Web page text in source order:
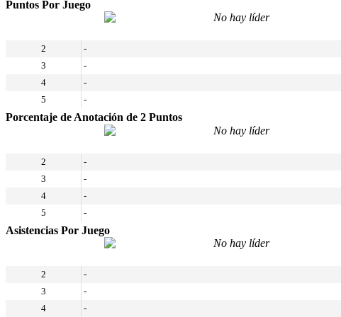
Puntos Por Juego
No hay líder
2
-
3
-
4
-
5
-
Porcentaje de Anotación de 2 Puntos
No hay líder
2
-
3
-
4
-
5
-
Asistencias Por Juego
No hay líder
2
-
3
-
4
-